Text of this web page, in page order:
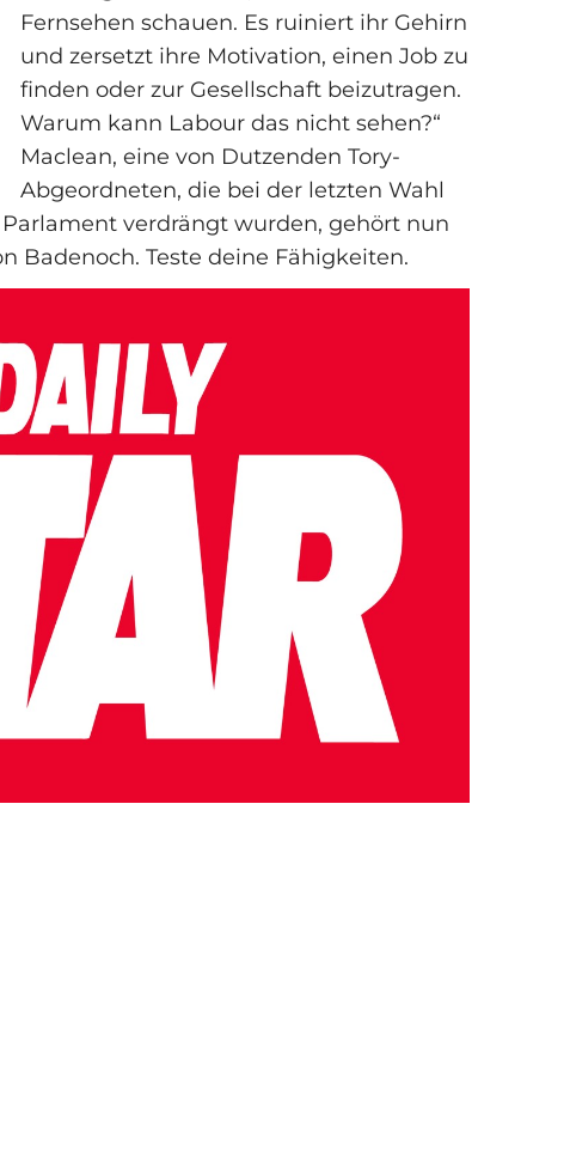
Fernsehen schauen. Es ruiniert ihr Gehirn
und zersetzt ihre Motivation, einen Job zu
finden oder zur Gesellschaft beizutragen.
Warum kann Labour das nicht sehen?“
Maclean, eine von Dutzenden Tory-
Abgeordneten, die bei der letzten Wahl
verdrängt wurden, gehört nun
Badenoch. Teste deine Fähigkeiten.